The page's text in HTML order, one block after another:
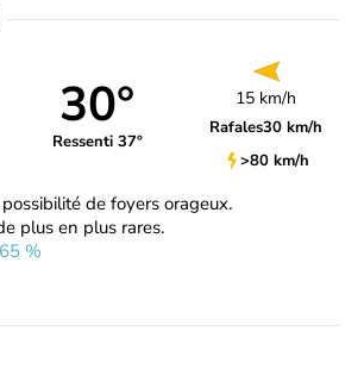
30°
Ressenti 37°
15 km/h
Rafales30 km/h
>80 km/h
de foyers orageux.
plus en plus rares.
65 %